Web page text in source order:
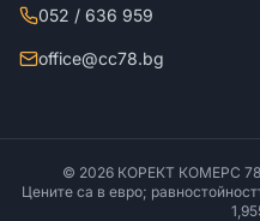
052 / 636 959
office@cc78.bg
© 2026 КОРЕКТ КОМЕРС
Цените са в евро;